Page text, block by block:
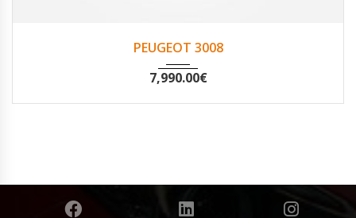
PEUGEOT 3008
7,990.00€